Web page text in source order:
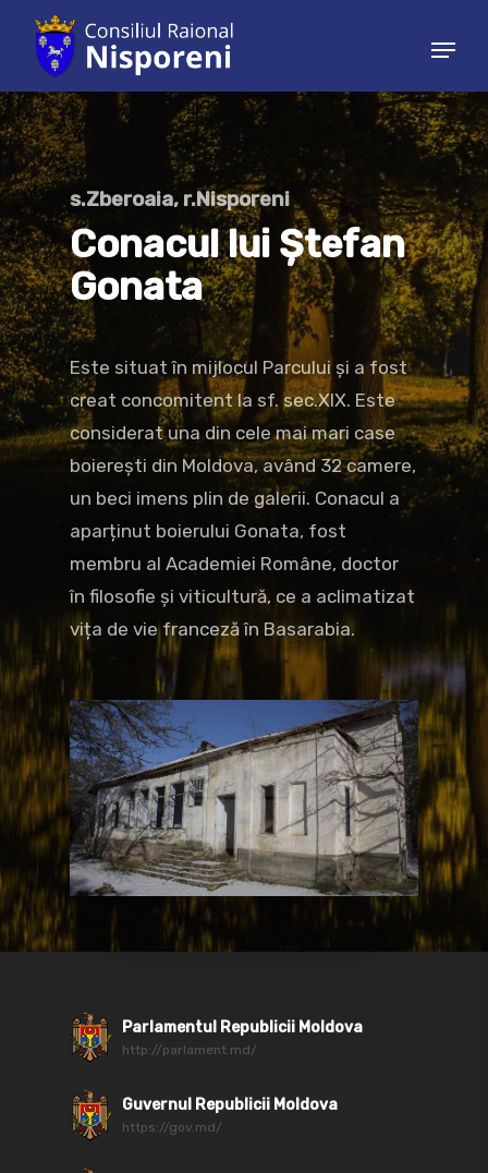
Hit enter to search or ESC to close
s.Zberoaia, r.Nisporeni
Conacul lui Ștefan
Gonata
Este situat în mijlocul Parcului și a fost
creat concomitent la sf. sec.XIX. Este
considerat una din cele mai mari case
boierești din Moldova, având 32 camere,
un beci imens plin de galerii. Conacul a
aparținut boierului Gonata, fost
membru al Academiei Române, doctor
în filosofie și viticultură, ce a aclimatizat
vița de vie franceză în Basarabia.
Parlamentul Republicii Moldova
http://parlament.md/
Guvernul Republicii Moldova
https://gov.md/